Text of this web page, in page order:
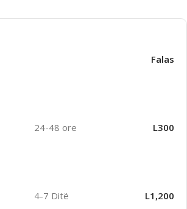
Falas
24-48 ore L300
4-7 Ditë L1,200